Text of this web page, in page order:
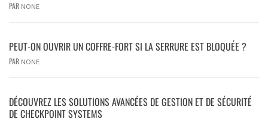
PAR NONE
PEUT-ON OUVRIR UN COFFRE-FORT SI LA SERRURE EST BLOQUÉE ?
PAR NONE
DÉCOUVREZ LES SOLUTIONS AVANCÉES DE GESTION ET DE SÉCURITÉ
DE CHECKPOINT SYSTEMS